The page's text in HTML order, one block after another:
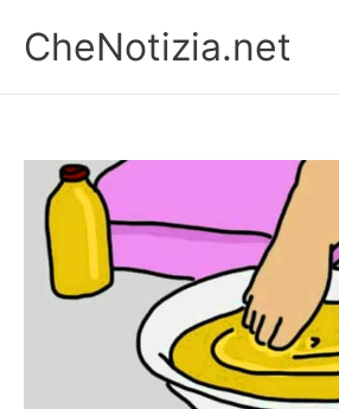
contenuto
CheNotizia.net